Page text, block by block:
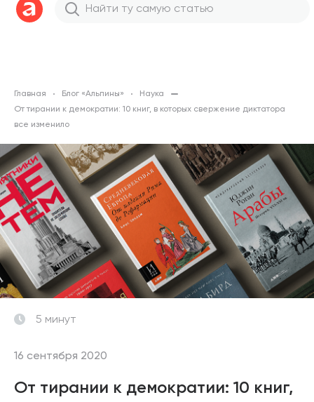
Главная Блог «Альпины»
Наука
От тирании к демократии: 10 книг, в которых свержение диктатора
все изменило
16 сентября 2020
5 минут
От тирании к демократии: 10 книг,